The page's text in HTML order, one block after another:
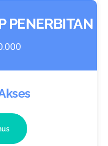
PENERBITAN